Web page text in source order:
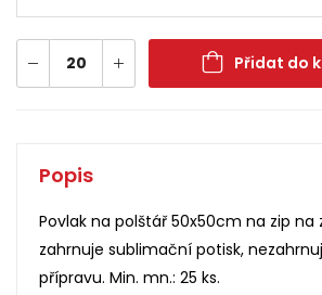
Přidat do
Popis
Povlak na polštář 50x50cm na zip na
zahrnuje sublimační potisk,
přípravu. Min. mn.: 25 ks.